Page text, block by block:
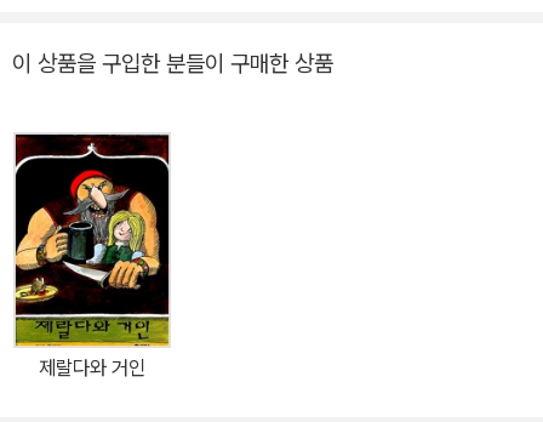
크리스티나 포르슬룬드(Kristina Forslund)와 함께 스웨덴의 여러
나은 대우를 요구하는 캠페인을 벌였습니다. 결국 이들의 활동은 후
에 ‘린드그렌 법(Lex Lindgren)’이라고도 불리게 된 법의 제정으로
이어졌습니다. 린드그렌의 80세 생일에 발표된 이 법은 세계에서 가
장 엄격한 동물 복지 관련 법이었습니다. 1978년 마르틴 부버, 헤르
만 헤세와 같은 저명한 인사들이 수상한 바 있는 독일 출판서점협회
평화상을 어린이책 작가로서는 처음으로 수상하게 됩니다. 린드그렌
은 수상 소감 연설문을 미리 받아본 주최 측으로부터 연설문을 “짧고
듣기 좋게” 수정해 달라는 요청을 받지만 단호히 거부하고 정치계 고
흘러가도록》, 《바구니 달》과 딕 브루너의 미피 시리즈, 《RAIN 비 내
이 상품을 구입한 분들이 구매한 상품
제랄다와 거인